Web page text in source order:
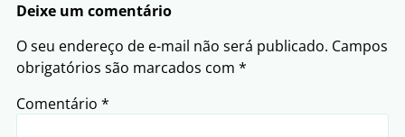
Deixe um comentário
O seu endereço de e-mail não será publicado. Campos
obrigatórios são marcados com *
Comentário *